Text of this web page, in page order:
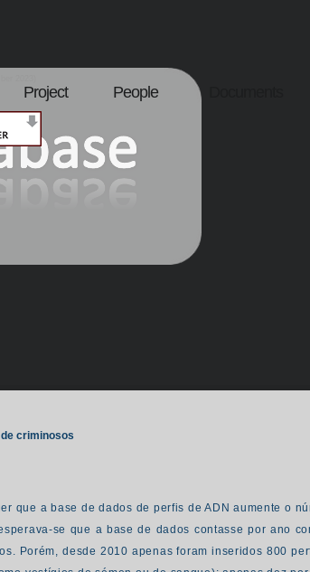
Project People
criminosos
que a base de dados de perfis de ADN aumente o
se que a base de dados contasse por ano
Porém, desde 2010 apenas foram inseridos 800